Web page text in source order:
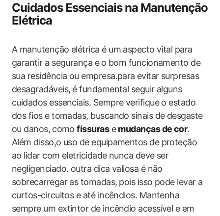
Cuidados Essenciais na Manutenção
Elétrica
A manutenção elétrica é um aspecto vital para
garantir a segurança e⁢ o bom funcionamento de
sua residência ou empresa.para⁣ evitar surpresas
desagradáveis,⁤ é fundamental seguir alguns
cuidados essenciais. Sempre verifique o estado
dos ​fios e tomadas, buscando sinais de desgaste
ou danos,⁤ comofissurasemudanças de cor.
Além disso,o uso de equipamentos de proteção
ao lidar com eletricidade nunca deve ser
negligenciado. outra dica valiosa é não
sobrecarregar as tomadas, ⁢pois isso pode levar ⁣a
curtos-circuitos e até incêndios. Mantenha
sempre um extintor de incêndio acessível e em